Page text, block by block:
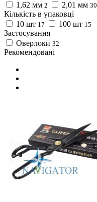
1,62 мм 2 2,01 мм 30
Кількість в упаковці
10 шт 17 100 шт 15
Застосування
Оверлоки 32
Рекомендовані